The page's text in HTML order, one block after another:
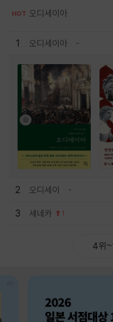
HOT 오디세이아
1 오디세이아
2 오디세이
3 세네카 1
4위